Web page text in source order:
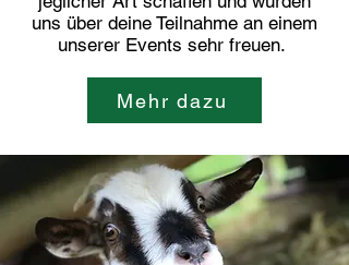
uns über deine Teilnahme an einem
unserer Events sehr freuen.
Mehr dazu